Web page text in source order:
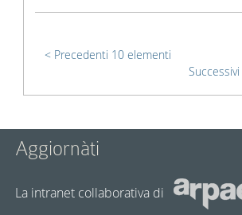
Precedenti 10 elementi
Aggiornàti
La intranet collaborativa di